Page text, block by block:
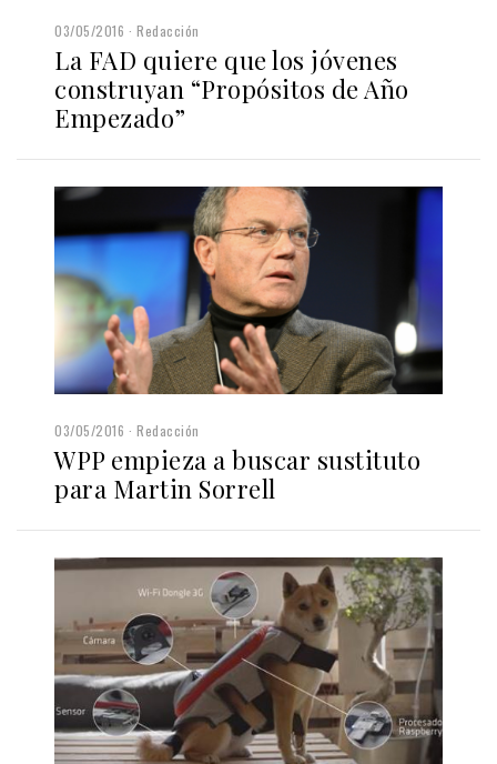
03/05/2016 Redacción
La FAD quiere que los jóvenes
construyan “Propósitos de Año
Empezado”
03/05/2016 Redacción
WPP empieza a buscar sustituto
para Martin Sorrell